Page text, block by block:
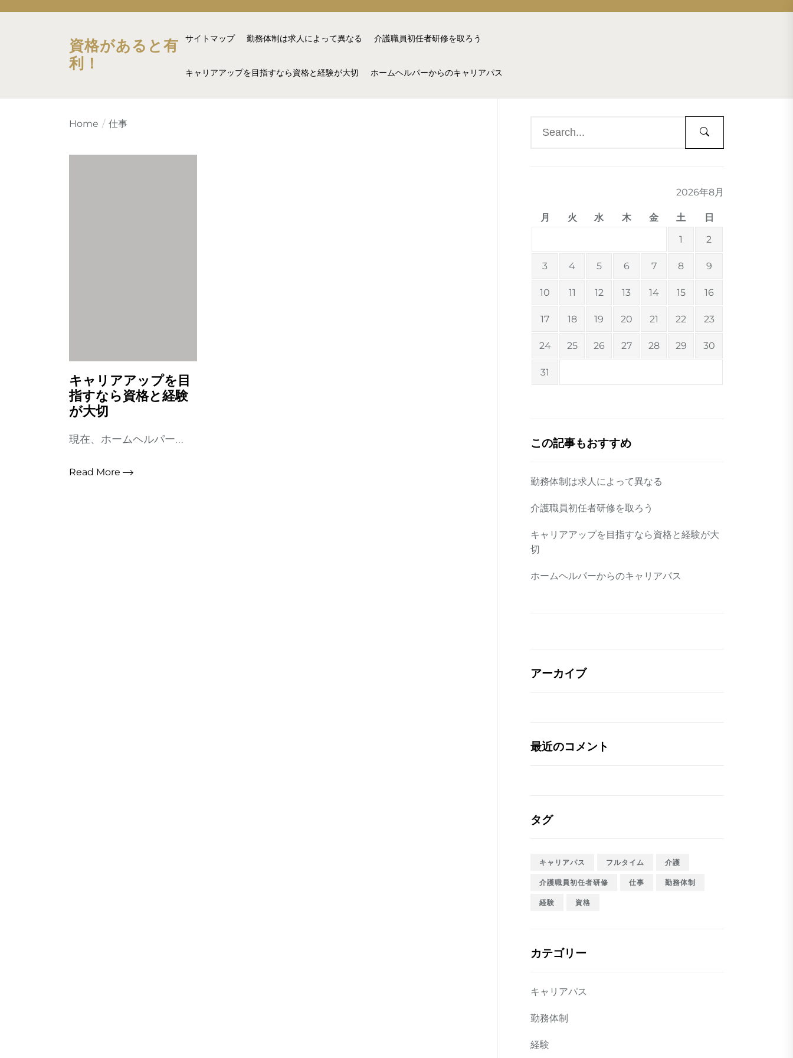
資格があると有
利！
サイトマップ 勤務体制は求人によって異なる 介護職員初任者研修を取ろう
キャリアアップを目指すなら資格と経験が大切 ホームヘルパーからのキャリアパス
Home 仕事
キャリアアップを目
指すなら資格と経験
が大切
現在、ホームヘルパー...
Read More
2026年8月
月 火 水 木 金 土
日
1
2
3 4 5 6 7 8 9
10 11 12 13 14 15 16
17 18 19 20 21 22 23
24 25 26 27 28 29 30
31
この記事もおすすめ
勤務体制は求人によって異なる
介護職員初任者研修を取ろう
キャリアアップを目指すなら資格と経験が大
切
ホームヘルパーからのキャリアパス
アーカイブ
最近のコメント
タグ
キャリアパス フルタイム 介護
介護職員初任者研修 仕事 勤務体制
経験 資格
カテゴリー
キャリアパス
勤務体制
経験